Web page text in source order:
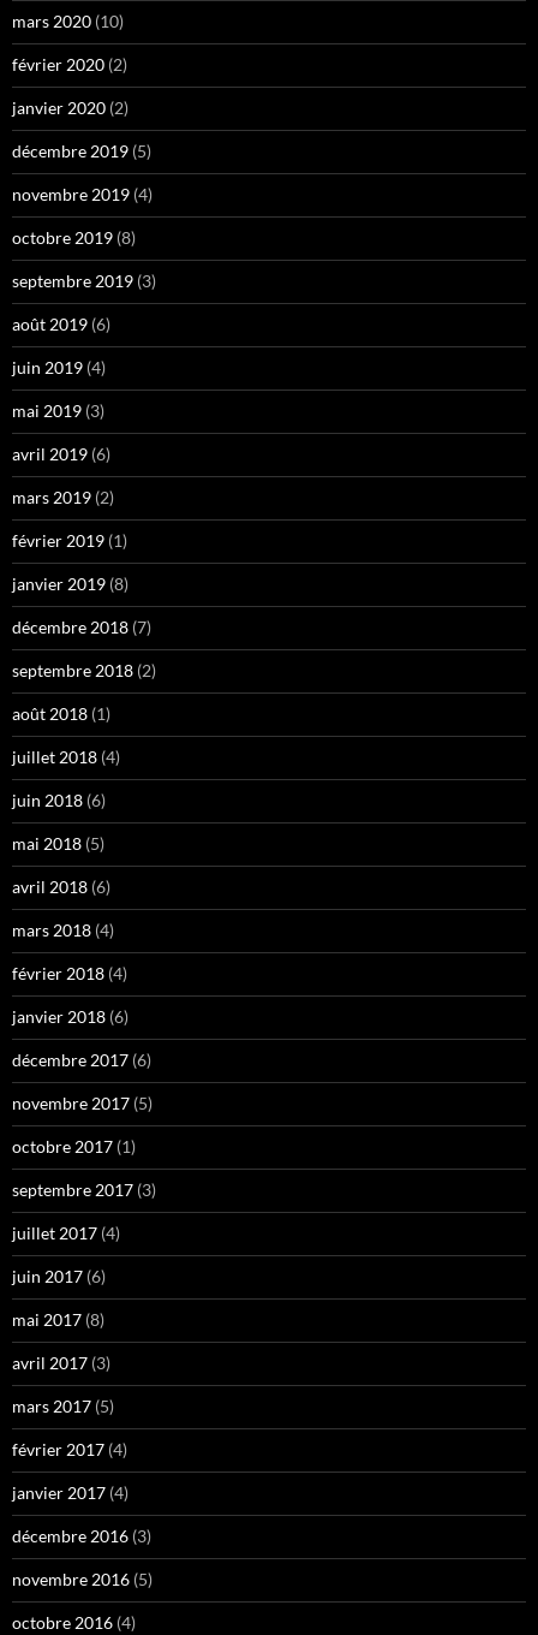
mars 2020 (10)
février 2020 (2)
janvier 2020 (2)
décembre 2019 (5)
novembre 2019 (4)
octobre 2019 (8)
septembre 2019 (3)
août 2019 (6)
juin 2019 (4)
mai 2019 (3)
avril 2019 (6)
mars 2019 (2)
février 2019 (1)
janvier 2019 (8)
décembre 2018 (7)
septembre 2018 (2)
août 2018 (1)
juillet 2018 (4)
juin 2018 (6)
mai 2018 (5)
avril 2018 (6)
mars 2018 (4)
février 2018 (4)
janvier 2018 (6)
décembre 2017 (6)
novembre 2017 (5)
octobre 2017 (1)
septembre 2017 (3)
juillet 2017 (4)
juin 2017 (6)
mai 2017 (8)
avril 2017 (3)
mars 2017 (5)
février 2017 (4)
janvier 2017 (4)
décembre 2016 (3)
novembre 2016 (5)
octobre 2016 (4)